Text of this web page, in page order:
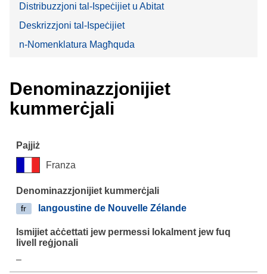
Distribuzzjoni tal-Ispeċijiet u Abitat
Deskrizzjoni tal-Ispeċijiet
n-Nomenklatura Magħquda
Denominazzjonijiet
kummerċjali
Franza
fr langoustine de Nouvelle Zélande
–